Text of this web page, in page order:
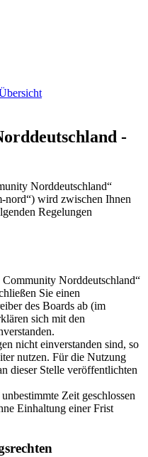
-
Norddeutschland“
nord“) wird zwischen Ihnen
Regelungen
Norddeutschland“
Sie einen
des Boards ab (im
sich mit den
nicht einverstanden sind, so
nutzen. Für die Nutzung
dieser Stelle veröffentlichten
Zeit geschlossen
Einhaltung einer Frist